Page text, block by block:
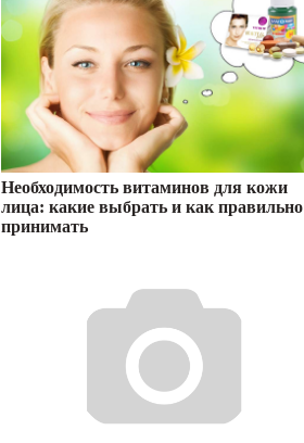
Необходимость витаминов для кожи
лица: какие выбрать и как правильно
принимать